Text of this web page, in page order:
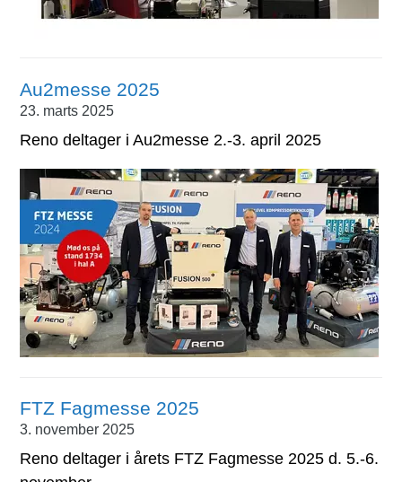
Au2messe 2025
23. marts 2025
Reno deltager i Au2messe 2.-3. april 2025
FTZ Fagmesse 2025
3. november 2025
Reno deltager i årets FTZ Fagmesse 2025 d. 5.-6.